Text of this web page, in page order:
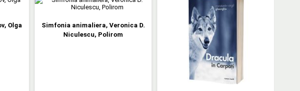
Olga
Simfonia animaliera, Veronica D.
Niculescu, Polirom